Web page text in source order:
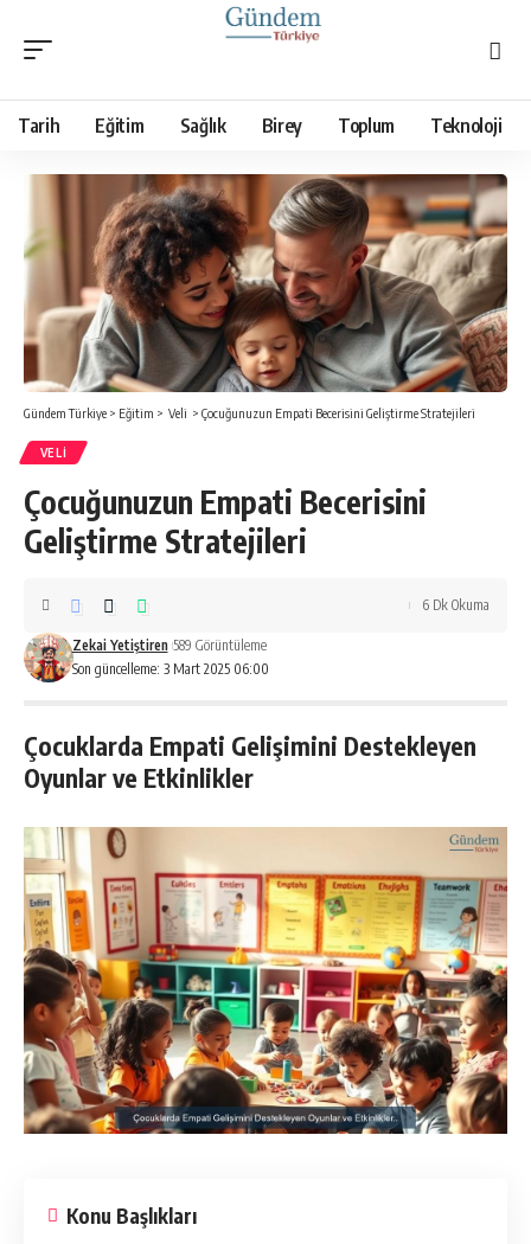
Tarih Eğitim Sağlık Birey Toplum Teknoloji
Gündem Türkiye > Eğitim > Veli > Çocuğunuzun Empati Becerisini Geliştirme Stratejileri
VELI
Çocuğunuzun Empati Becerisini
Geliştirme Stratejileri
Son güncelleme: 3 Mart 2025 06:00
Zekai Yetiştiren 589 Görüntüleme
6 Dk Okuma
Çocuklarda Empati Gelişimini Destekleyen
Oyunlar ve Etkinlikler
Konu Başlıkları